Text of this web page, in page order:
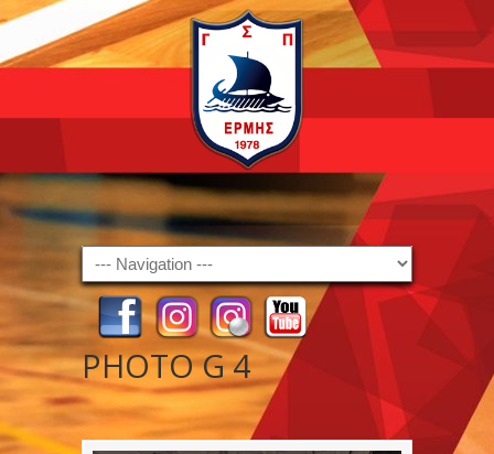
Navigation
PHOTO G 4